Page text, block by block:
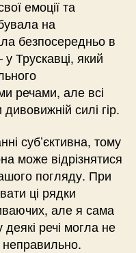
емоції та
на
безпосередньо в
у Трускавці, який
речами, але всі
силі гір.
суб’єктивна, тому
може відрізнятися
погляду. При
ці рядки
але я сама
речі могла не
неправильно.